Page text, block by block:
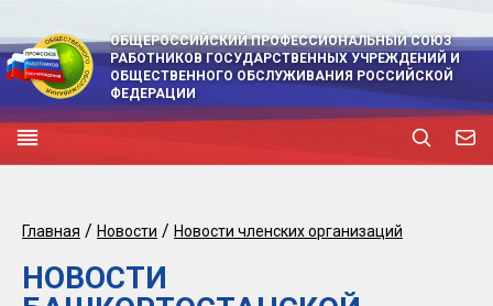
ОБЩЕРОССИЙСКИЙ ПРОФЕССИОНАЛЬНЫЙ СОЮЗ
РАБОТНИКОВ ГОСУДАРСТВЕННЫХ УЧРЕЖДЕНИЙ И
ОБЩЕСТВЕННОГО ОБСЛУЖИВАНИЯ РОССИЙСКОЙ
ФЕДЕРАЦИИ
Главная / Новости / Новости членских организаций
НОВОСТИ